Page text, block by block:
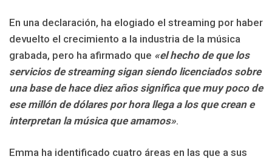
En una declaración, ha elogiado el streaming por haber
devuelto el crecimiento a la industria de la música
grabada, pero ha afirmado que «el hecho de que los
servicios de streaming sigan siendo licenciados sobre
una base de hace diez años significa que muy poco de
ese millón de dólares por hora llega a los que crean e
interpretan la música que amamos».
Emma ha identificado cuatro áreas en las que a sus